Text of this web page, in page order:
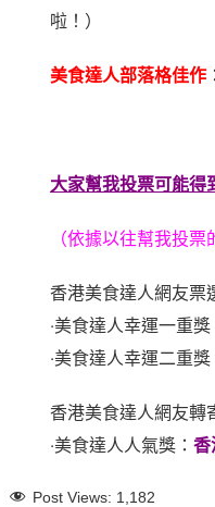
啦！）
美食達人部落格佳作
大家幫我投票可能得
（依據以往幫我投
香港美食達人網友票
‧美食達人幸運一重獎
‧美食達人幸運二重獎
香港美食達人網友轉
‧美食達人人氣獎： 香
Post Views: 1,182